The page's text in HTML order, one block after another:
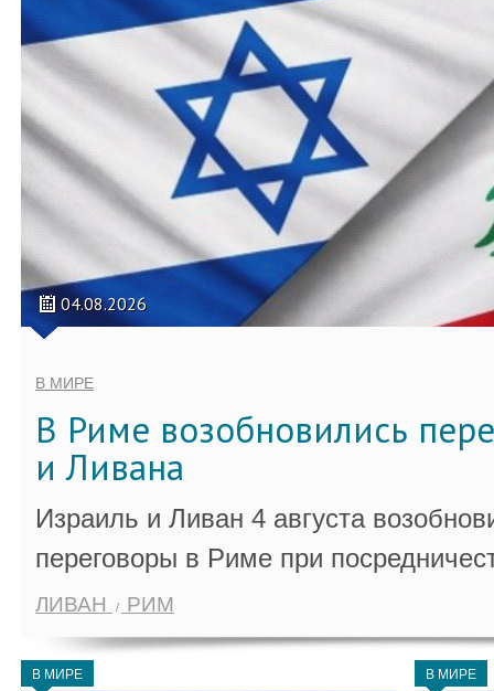
04.08.2026
В МИРЕ
В Риме возобновились
и Ливана
Израиль и Ливан 4 августа
переговоры в Риме при
ЛИВАН РИМ
В МИРЕ В МИРЕ